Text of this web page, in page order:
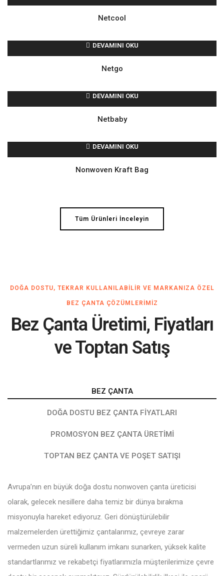
Netcool
DEVAMINI OKU
Netgo
DEVAMINI OKU
Netbaby
DEVAMINI OKU
Nonwoven Kraft Bag
Tüm Ürünleri İnceleyin
DOĞA DOSTU, TEKRAR KULLANILABILIR VE MARKANIZA ÖZEL
BEZ ÇANTA ÇÖZÜMLERIMIZ
Bez Çanta Üretimi, Fiyatları
ve Toptan Satış
BEZ ÇANTA
DOĞA DOSTU BEZ ÇANTA FIYATLARI
PROMOSYON BEZ ÇANTA ÜRETIMI
TOPTAN BEZ ÇANTA VE POŞET SATIŞI
Avrupa’nın en büyük doğa dostu nonwoven çanta üreticisi
olarak, gelecek nesillere daha temiz bir dünya bırakma
misyonuyla hareket ediyoruz. Geri dönüştürülebilir
malzemelerden ürettiğimiz çantalarımız, çevreye zarar
vermeden uzun süreli kullanım imkanı sunarken, yüksek kalite
standartlarımız ve rekabetçi fiyatlarımızla müşterilerimize çevre